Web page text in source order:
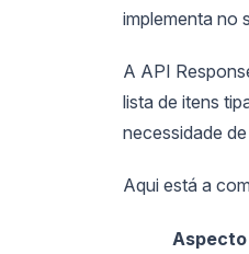
implementa no
A API
lista de itens
necessidade
Aqui está a
Aspecto